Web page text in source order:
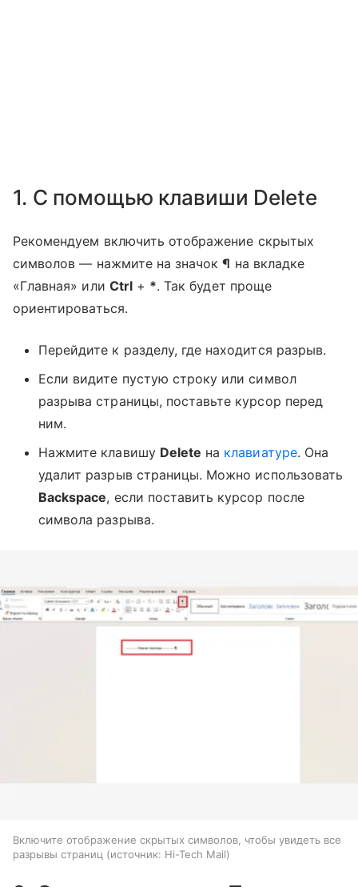
1. С помощью клавиши Delete
Рекомендуем включить отображение скрытых
символов — нажмите на значок¶ на вкладке
«Главная» или Ctrl+ *. Так будет проще
ориентироваться.
Перейдите к разделу, где находится разрыв.
Если видите пустую строку или символ
разрыва страницы, поставьте курсор перед
ним.
Нажмите клавишу Delete на клавиатуре. Она
удалит разрыв страницы. Можно использовать
Backspace, если поставить курсор после
символа разрыва.
Включите отображение скрытых символов, чтобы увидеть все
разрывы страниц
источник: Hi-Tech Mail